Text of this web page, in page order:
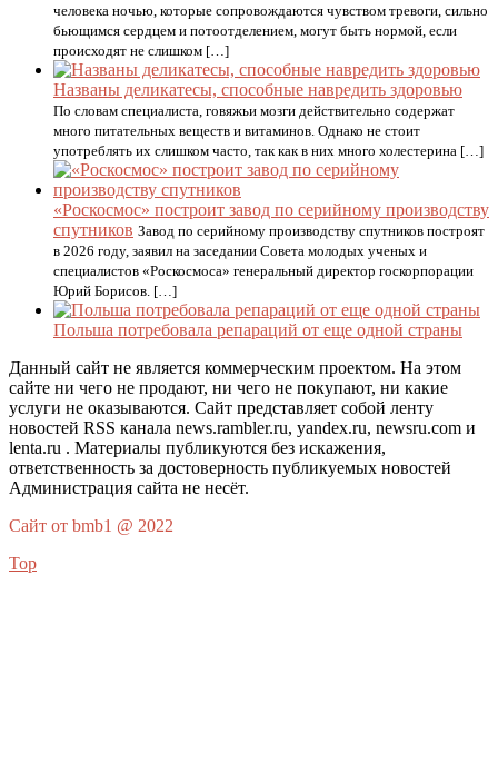
человека ночью, которые сопровождаются чувством тревоги, сильно
бьющимся сердцем и потоотделением, могут быть нормой, если
происходят не слишком […]
Названы деликатесы, способные навредить здоровью
По словам специалиста, говяжьи мозги действительно содержат
много питательных веществ и витаминов. Однако не стоит
употреблять их слишком часто, так как в них много холестерина […]
«Роскосмос» построит завод по серийному производству
спутников Завод по серийному производству спутников построят
в 2026 году, заявил на заседании Совета молодых ученых и
специалистов «Роскосмоса» генеральный директор госкорпорации
Юрий Борисов. […]
Польша потребовала репараций от еще одной страны
Данный сайт не является коммерческим проектом. На этом
сайте ни чего не продают, ни чего не покупают, ни какие
услуги не оказываются. Сайт представляет собой ленту
новостей RSS канала news.rambler.ru, yandex.ru, newsru.com и
lenta.ru . Материалы публикуются без искажения,
ответственность за достоверность публикуемых новостей
Администрация сайта не несёт.
Сайт от bmb1 @ 2022
Top